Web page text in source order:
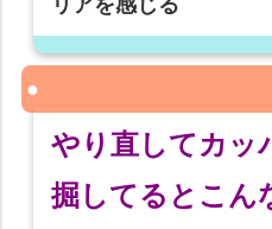
リアを感じる
やり直してカッ
掘してるとこん